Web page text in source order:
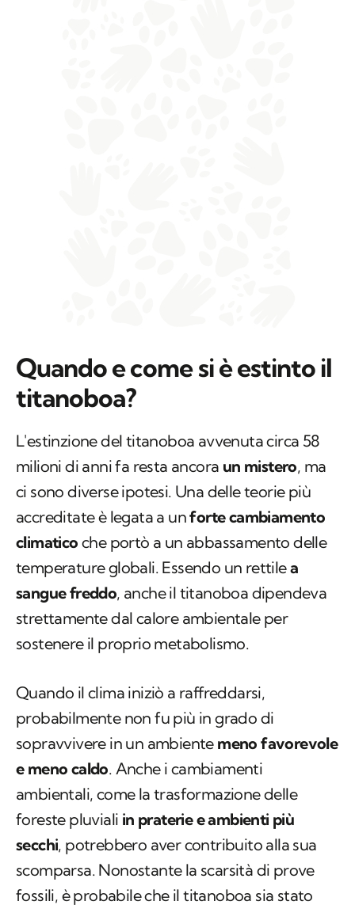
Quando e come si è estinto il
titanoboa?
L'estinzione del titanoboa avvenuta circa 58
milioni di anni fa resta ancora un mistero, ma
ci sono diverse ipotesi. Una delle teorie più
accreditate è legata a unforte cambiamento
climatico che portò a un abbassamento delle
temperature globali. Essendo un rettilea
sangue freddo, anche il titanoboa dipendeva
strettamente dal calore ambientale per
sostenere il proprio metabolismo.
Quando il clima iniziò a raffreddarsi,
probabilmente non fu più in grado di
sopravvivere in un ambientemeno favorevole
e meno caldo. Anche i cambiamenti
ambientali, come la trasformazione delle
foreste pluviali in praterie e ambienti più
secchi, potrebbero aver contribuito alla sua
scomparsa. Nonostante la scarsità di prove
fossili, è probabile che il titanoboa sia stato